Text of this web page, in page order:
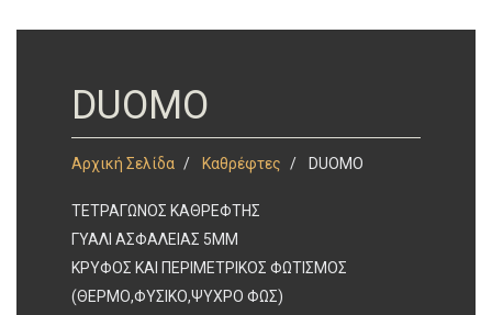
DUOMO
Αρχική Σελίδα Καθρέφτες DUOMO
ΤΕΤΡΑΓΩΝΟΣ ΚΑΘΡΕΦΤΗΣ
ΓΥΑΛΙ ΑΣΦΑΛΕΙΑΣ 5ΜΜ
ΚΡΥΦΟΣ ΚΑΙ ΠΕΡΙΜΕΤΡΙΚΟΣ ΦΩΤΙΣΜΟΣ
(ΘΕΡΜΟ,ΦΥΣΙΚΟ,ΨΥΧΡΟ ΦΩΣ)